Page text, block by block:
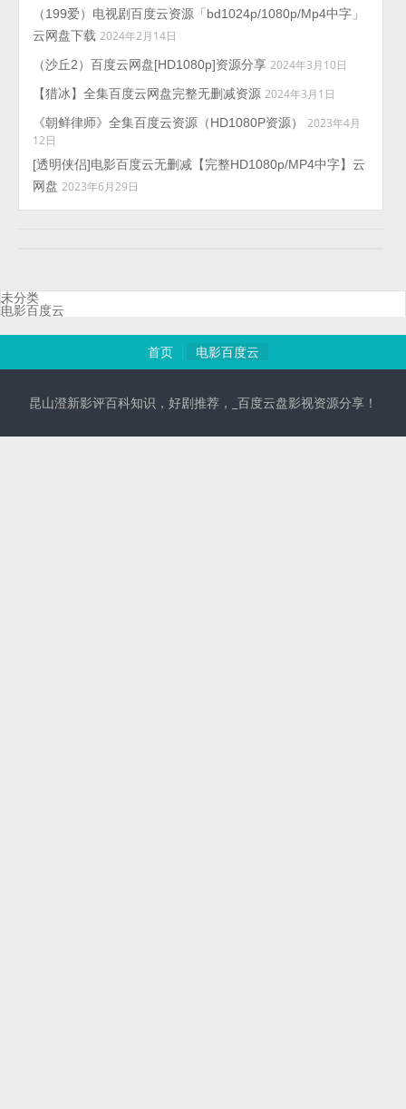
（199爱）电视剧百度云资源「bd1024p/1080p/Mp4中字」
云网盘下载 2024年2月14日
（沙丘2）百度云网盘[HD1080p]资源分享 2024年3月10日
【猎冰】全集百度云网盘完整无删减资源 2024年3月1日
《朝鲜律师》全集百度云资源（HD1080P资源）
2023年4月
12日
[透明侠侣]电影百度云无删减【完整HD1080p/MP4中字】云
网盘 2023年6月29日
未分类
电影百度云
首页 电影百度云
昆山澄新影评百科知识，好剧推荐，_百度云盘影视资源分享！